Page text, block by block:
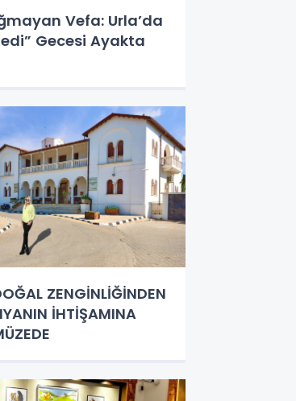
Vefa: Urla’da
Gecesi Ayakta
ZENGİNLİĞİNDEN
İHTİŞAMINA